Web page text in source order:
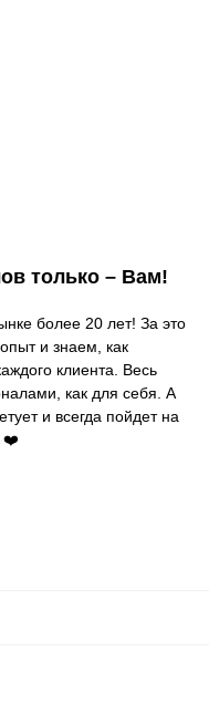
только – Вам!
более 20 лет! За это
и знаем, как
клиента. Весь
как для себя. А
и всегда пойдет на
❤️